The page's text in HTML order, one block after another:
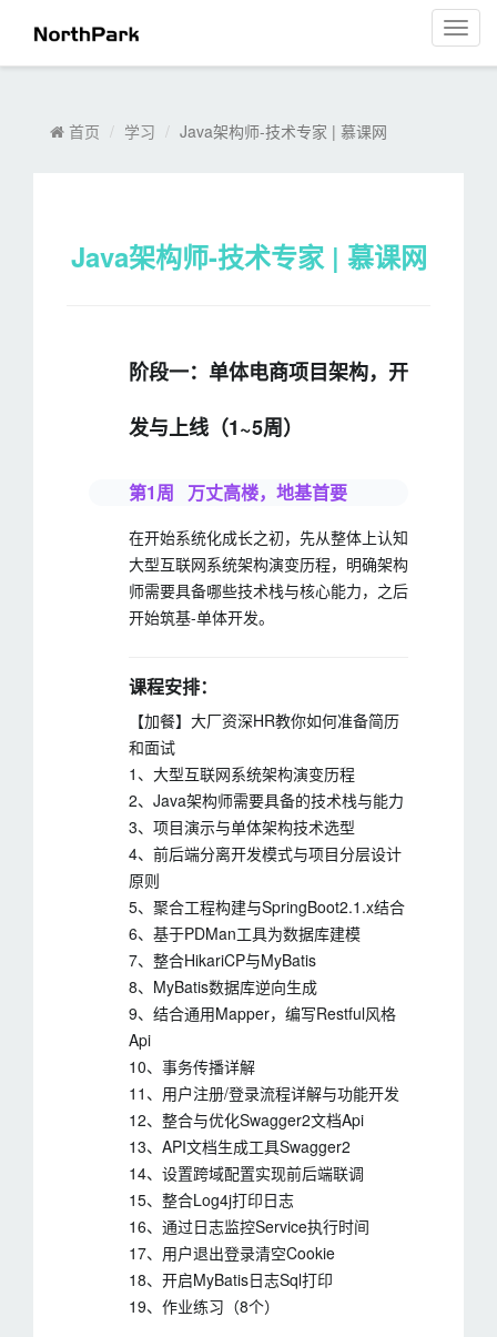
菜
单
首页
学习 Java架构师-技术专家 | 慕课网
Java架构师-技术专家 | 慕课网
阶段一：单体电商项目架构，开
发与上线（1~5周）
第1周 万丈高楼，地基首要
在开始系统化成长之初，先从整体上认知
大型互联网系统架构演变历程，明确架构
师需要具备哪些技术栈与核心能力，之后
开始筑基-单体开发。
课程安排：
【加餐】大厂资深HR教你如何准备简历
和面试
1、大型互联网系统架构演变历程
2、Java架构师需要具备的技术栈与能力
3、项目演示与单体架构技术选型
4、前后端分离开发模式与项目分层设计
原则
5、聚合工程构建与SpringBoot2.1.x结合
6、基于PDMan工具为数据库建模
7、整合HikariCP与MyBatis
8、MyBatis数据库逆向生成
9、结合通用Mapper，编写Restful风格
Api
10、事务传播详解
11、用户注册/登录流程详解与功能开发
12、整合与优化Swagger2文档Api
13、API文档生成工具Swagger2
14、设置跨域配置实现前后端联调
15、整合Log4j打印日志
16、通过日志监控Service执行时间
17、用户退出登录清空Cookie
18、开启MyBatis日志Sql打印
19、作业练习（8个）